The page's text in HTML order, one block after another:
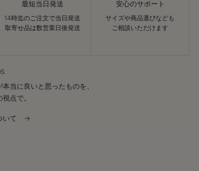
最短当日発送
14時迄のご注文で当日発送
取寄せ品は数営業日後発送
安心のサポート
サイズや商品選びなども
ご相談いただけます
本当に良いと思ったものを、
点で。
いて →